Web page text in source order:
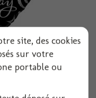
18 noir et...
site, des cookies
sur votre
portable ou